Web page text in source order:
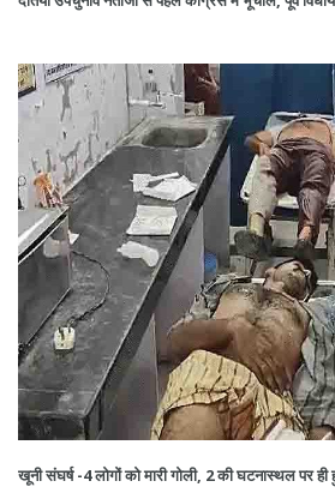
खूनी संघर्ष -4 लोगों को मारी गोली, 2 की घटनास्थल पर